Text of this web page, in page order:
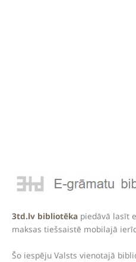
3td.lv bibliotēka piedāvā lasīt
maksas tiešsaistē mobilajā
Šo iespēju Valsts vienotajā